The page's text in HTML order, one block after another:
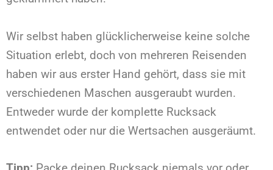
Wir selbst haben glücklicherweise keine solche
Situation erlebt, doch von mehreren Reisenden
haben wir aus erster Hand gehört, dass sie mit
verschiedenen Maschen ausgeraubt wurden.
Entweder wurde der komplette Rucksack
entwendet oder nur die Wertsachen ausgeräumt.